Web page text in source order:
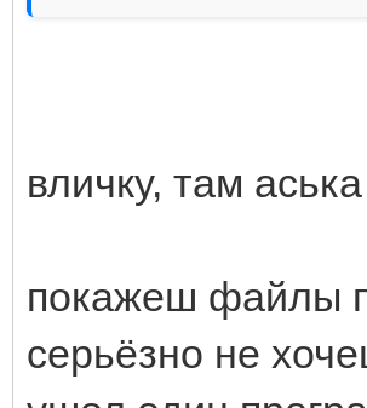
вличку, там
покажеш файлы
серьёзно не